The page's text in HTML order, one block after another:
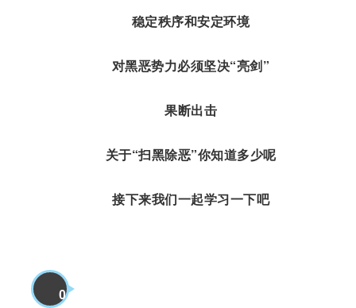
稳定秩序和安定环境
对黑恶势力必须坚决“亮剑”
果断出击
关于“扫黑除恶”你知道多少呢
接下来我们一起学习一下吧
0